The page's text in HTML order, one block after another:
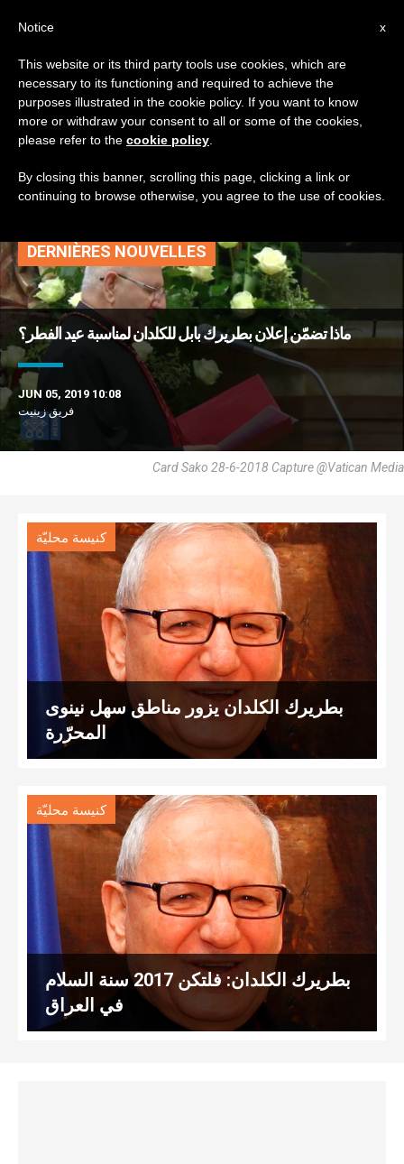
TAG
Posts Tagged ‘لويس
روفائيل الأول ساكو’
DERNIÈRES NOUVELLES
ماذا تضمّن إعلان بطريرك بابل للكلدان لمناسبة عيد الفطر؟
JUN 05, 2019 10:08
فريق زينيت
Card Sako 28-6-2018 Capture @Vatican Media
كنيسة محليّة
بطريرك الكلدان يزور مناطق سهل نينوى
المحرّرة
كنيسة محليّة
بطريرك الكلدان: فلتكن 2017 سنة السلام
في العراق
x
Notice
This website or its third party tools use cookies, which are
necessary to its functioning and required to achieve the
purposes illustrated in the cookie policy. If you want to know
more or withdraw your consent to all or some of the cookies,
please refer to the cookie policy
By closing this banner, scrolling this page, clicking a link or
continuing to browse otherwise, you agree to the use of cookies.